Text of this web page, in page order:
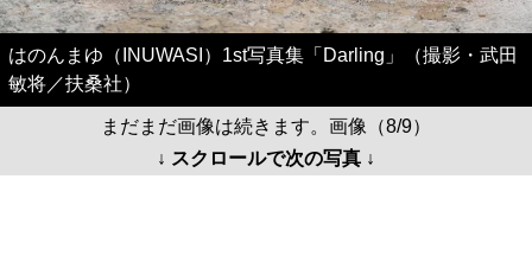
はのんまゆ（INUWASI）1st写真集「Darling」（撮影・武田
敏将／扶桑社）
まだまだ画像は続きます。画像（8/9）
↓ スクロールで次の写真 ↓